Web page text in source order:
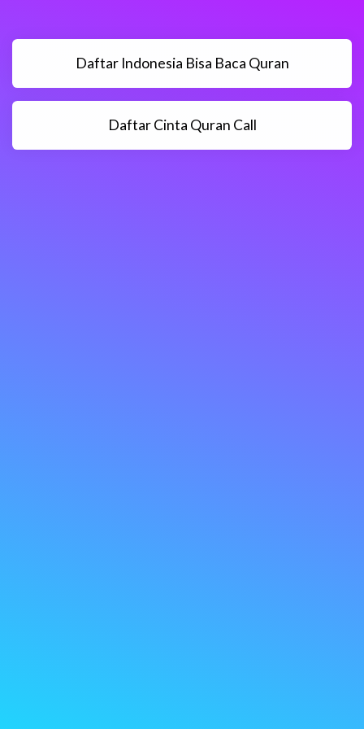
Daftar Indonesia Bisa Baca Quran
Daftar Cinta Quran Call